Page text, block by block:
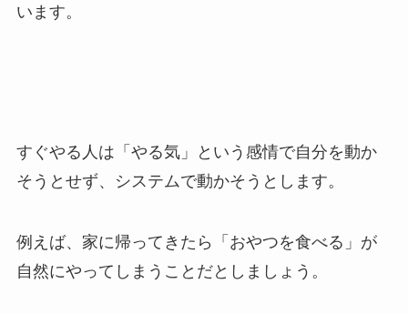
います。
すぐやる人は「やる気」という感情で自分を動か
そうとせず、システムで動かそうとします。
例えば、家に帰ってきたら「おやつを食べる」が
自然にやってしまうことだとしましょう。